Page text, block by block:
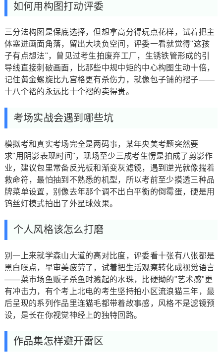
如何用构图打动评委
三分法构图是保底选择，但想拿高分得玩点花样，试着把主
体塞进画面角落，留出大块负空间，评委一看就觉得"这孩
子有点想法"，曾见过考生拍废弃工厂，生锈铁管形成的引
导线直接刺破画面，比那些中规中矩的中心构图生动十倍，
记住黄金螺旋比九宫格更有杀伤力，就像包子铺的褶子——
十八个褶的永远比十个褶的卖得贵。
考场实战会遇到哪些坑
模拟考和真实考场完全是两码事，某年央美考题突然要
求"用阴影表现时间"，现场至少三成考生愣是拍成了剪影作
业，建议包里常备反光板和渐变灰滤镜，遇到逆光就像揣着
救命符，最怕抽到不熟悉的机型，所以考前至少摸透三种品
牌菜单设置，别像去年那个调不出白平衡的倒霉蛋，硬是用
钨丝灯模式拍出了外星球效果。
个人风格该怎么打磨
别一上来就学森山大道的高对比度，评委看十张有八张都是
黑白噪点，早审美疲劳了，试着把生活观察转化成视觉语言
——菜市场鱼贩子杀鱼时溅起的水珠，比硬拗的"艺术感"更
有冲击力，有个考上北电的考生坚持拍小区流浪猫三年，最
后呈现的系列作品里连猫毛都带着故事感，风格不是滤镜预
设，是长在你视觉神经上的独特回路。
作品集怎样避开雷区